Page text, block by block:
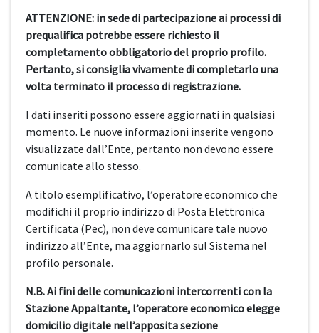
ATTENZIONE: in sede di partecipazione ai processi di
prequalifica potrebbe essere richiesto il
completamento obbligatorio del proprio profilo.
Pertanto, si consiglia vivamente di completarlo una
volta terminato il processo di registrazione.
I dati inseriti possono essere aggiornati in qualsiasi
momento. Le nuove informazioni inserite vengono
visualizzate dall’Ente, pertanto non devono essere
comunicate allo stesso.
A titolo esemplificativo, l’operatore economico che
modifichi il proprio indirizzo di Posta Elettronica
Certificata (Pec), non deve comunicare tale nuovo
indirizzo all’Ente, ma aggiornarlo sul Sistema nel
profilo personale.
N.B. Ai fini delle comunicazioni intercorrenti con la
Stazione Appaltante, l’operatore economico elegge
domicilio digitale nell’apposita sezione